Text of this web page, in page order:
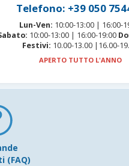
Telefono: +39 050
Lun-Ven: 10:00-13:00 | 16:00-
10:00-13:00 | 16:00-19:00
Festivi: 10.00-13.00 |16.00-
APERTO TUTTO L'ANNO
(FAQ)